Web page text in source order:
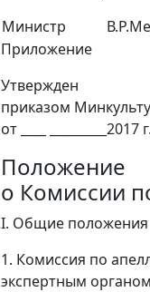
Министр
Приложение
Утвержден
приказом
от ____ _________2017 г.
Положение
о Комиссии
I. Общие положения
1. Комиссия по
экспертным